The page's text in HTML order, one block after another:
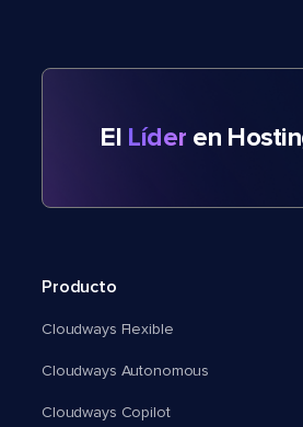
El Líder en
Producto
Cloudways Flexible
Cloudways Autonomous
Cloudways Copilot